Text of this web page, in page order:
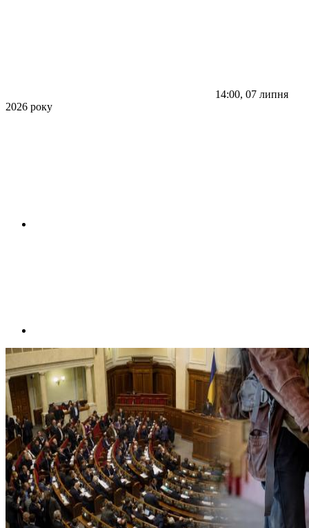
14:00, 07 липня
2026 року